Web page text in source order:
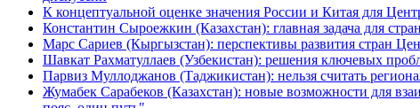
К концептуальной оценке значения России и Китая для
Константин Сыроежкин (Казахстан): главная задача для
Марс Сариев (Кыргызстан): перспективы развития стран
Шавкат Рахматуллаев (Узбекистан): решения ключевых
Парвиз Муллоджанов (Таджикистан): нельзя считать
Жумабек Сарабеков (Казахстан): новые возможности для